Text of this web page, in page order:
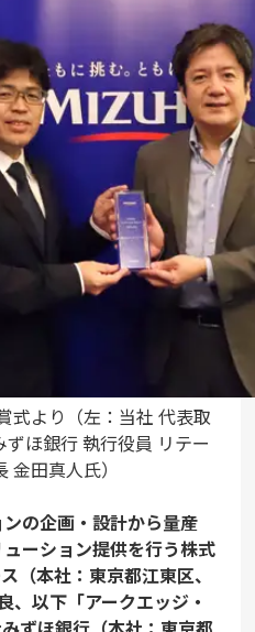
式より（左：当社 代表取
ほ銀行 執行役員 リテー
田真人氏）
の企画・設計から量産
ーション提供を行う株式
（本社：東京都江東区、
、以下「アークエッジ・